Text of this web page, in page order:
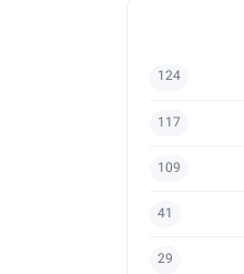
124
117
109
41
29